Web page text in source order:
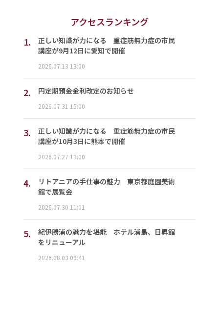
アクセスランキング
1.
正しい知識が力になる 重症筋無力症の市民
講座が9月12日に愛知で開催
2026.07.13 13:00
2. 円定期預金金利改定のお知らせ
2026.07.31 15:00
3.
正しい知識が力になる 重症筋無力症の市民
講座が10月3日に熊本で開催
2026.07.27 13:00
4.
リトアニアの手仕事の魅力 東京都庭園美術
館で展覧会
2026.07.30 11:01
5.
紀伊勝浦の魅力を堪能 ホテル浦島、日昇館
をリニューアル
2026.08.03 09:41